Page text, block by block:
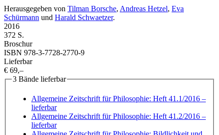
Herausgegeben von Tilman Borsche, Andreas Hetzel, Eva
Schürmann und Harald Schwaetzer.
2016
372 S.
Broschur
ISBN 978-3-7728-2770-9
Lieferbar
€ 69,–
3 Bände lieferbar
Allgemeine Zeitschrift für Philosophie: Heft 41.1/2016 –
lieferbar
Allgemeine Zeitschrift für Philosophie: Heft 41.2/2016 –
lieferbar